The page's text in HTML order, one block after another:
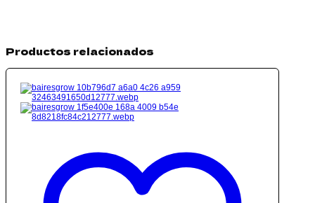
Productos relacionados